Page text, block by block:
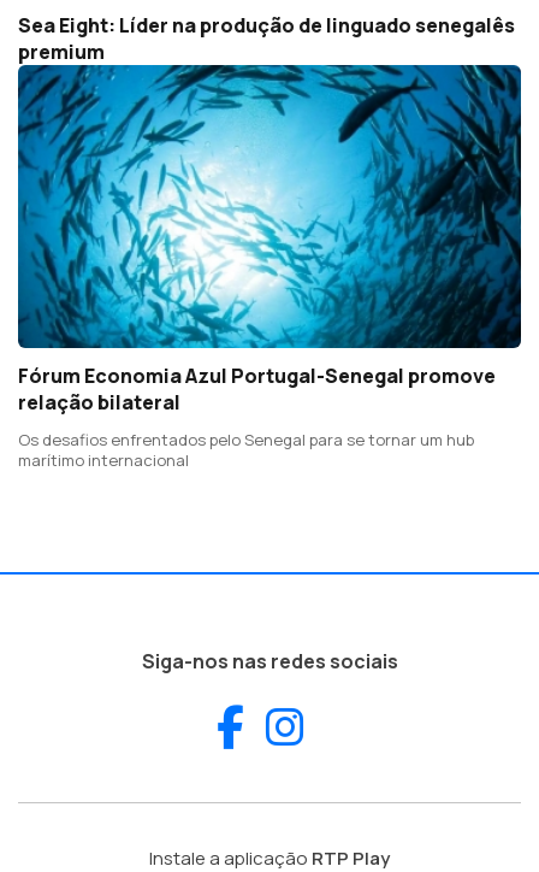
Sea Eight: Líder na produção de linguado senegalês
premium
Fórum Economia Azul Portugal-Senegal promove
relação bilateral
Os desafios enfrentados pelo Senegal para se tornar um hub
marítimo internacional
Siga-nos nas redes sociais
Facebook
Instale a aplicação RTP Play